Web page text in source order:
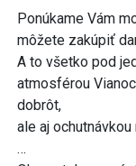
Ponúkame Vám
môžete zakúpiť
A to všetko pod
atmosférou
dobrôt,
ale aj ochutnávkou
…